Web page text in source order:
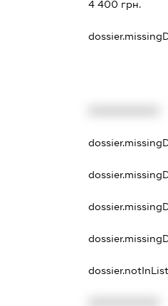
4 400 грн.
dossier.notInList